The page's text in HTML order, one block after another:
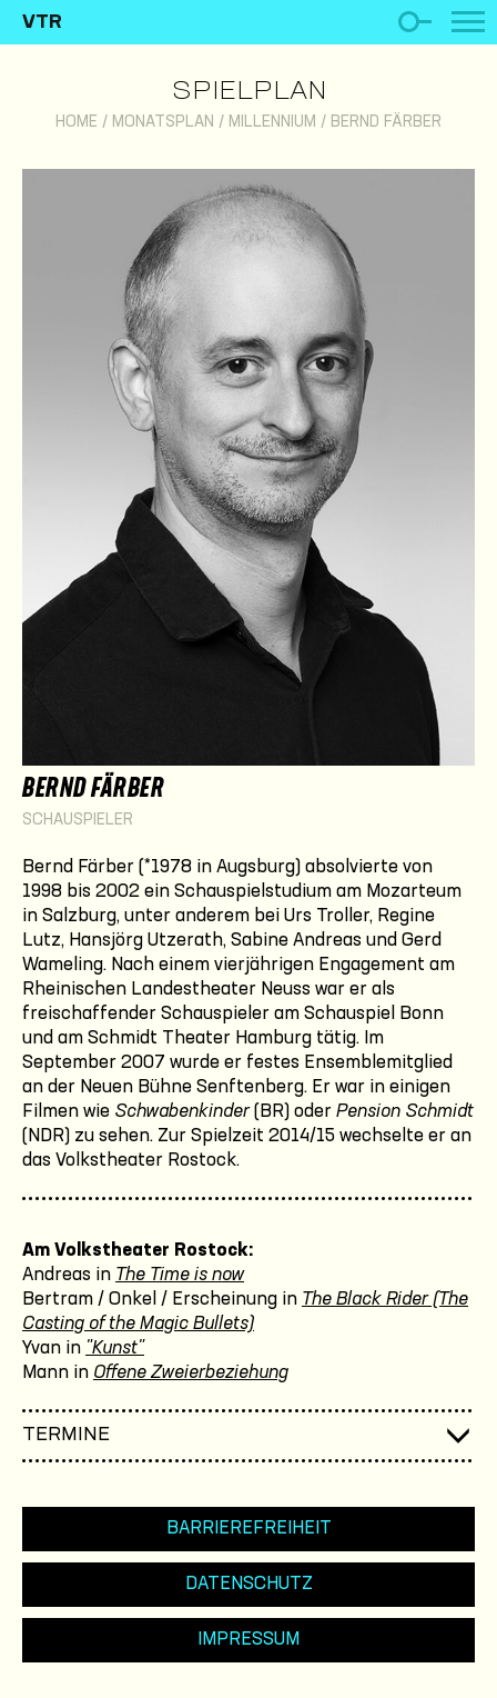
VTR
SPIELPLAN
HOME / MONATSPLAN / MILLENNIUM / BERND FÄRBER
BERND FÄRBER
SCHAUSPIELER
Bernd Färber (*1978 in Augsburg) absolvierte von
1998 bis 2002 ein Schauspielstudium am Mozarteum
in Salzburg, unter anderem bei Urs Troller, Regine
Lutz, Hansjörg Utzerath, Sabine Andreas und Gerd
Wameling. Nach einem vierjährigen Engagement am
Rheinischen Landestheater Neuss war er als
freischaffender Schauspieler am Schauspiel Bonn
und am Schmidt Theater Hamburg tätig. Im
September 2007 wurde er festes Ensemblemitglied
an der Neuen Bühne Senftenberg. Er war in einigen
Filmen wie Schwabenkinder(BR) oder Pension Schmidt
(NDR) zu sehen. Zur Spielzeit 2014/15 wechselte er an
das Volkstheater Rostock.
Am Volkstheater Rostock:
Andreas in The Time is now
Bertram / Onkel / Erscheinung in The Black Rider (The
Casting of the Magic Bullets)
Yvan in "Kunst"
Mann in Offene Zweierbeziehung
TERMINE
BARRIEREFREIHEIT
DATENSCHUTZ
IMPRESSUM